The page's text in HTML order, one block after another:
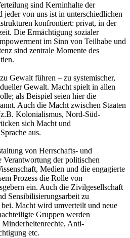
sind Kerninhalte der
jeder von uns ist in unterschiedlichen
konfrontiert: privat, in der
Die Ermächtigung sozialer
im Sinn von Teilhabe und
sind zentrale Momente des
Gewalt führen – zu systemischer,
Gewalt. Macht spielt in allen
als Beispiel seien hier die
Auch die Macht zwischen Staaten
Kolonialismus, Nord-Süd-
sich Macht und
aus.
von Herrschafts- und
Verantwortung der politischen
Medien und die engagierte
Prozess die Rolle von
ein. Auch die Zivilgesellschaft
Sensibilisierungsarbeit zu
Macht wird umverteilt und neue
Gruppen werden
Minderheitenrechte, Anti-
etc.